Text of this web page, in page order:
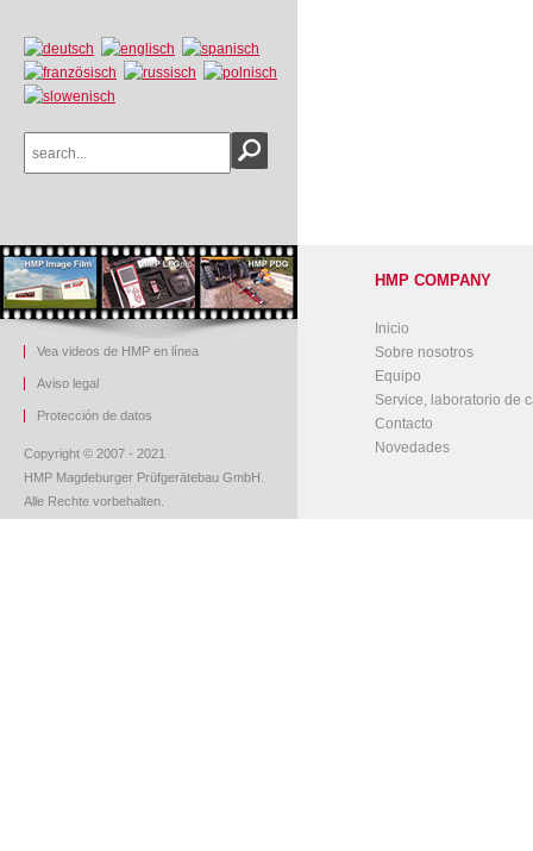
Vea videos de HMP en línea
Aviso legal
Protección de datos
Copyright © 2007 - 2021
HMP Magdeburger Prüfgerätebau GmbH.
Alle Rechte vorbehalten.
HMP COMPANY
Inicio
Sobre nosotros
Equipo
Service, laboratorio de
Contacto
Novedades